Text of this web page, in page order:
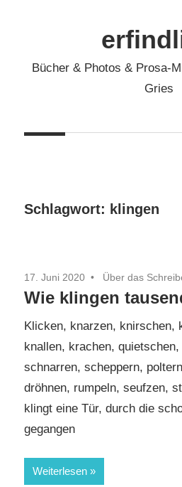
Bücher & Photos & Prosa-
Gries
Schlagwort: klingen
17. Juni 2020 Über das
Wie klingen
Klicken, knarzen, knirschen,
knallen, krachen,
schnarren, scheppern,
dröhnen, rumpeln, seufzen,
klingt eine Tür, durch die
gegangen
Weiterlesen